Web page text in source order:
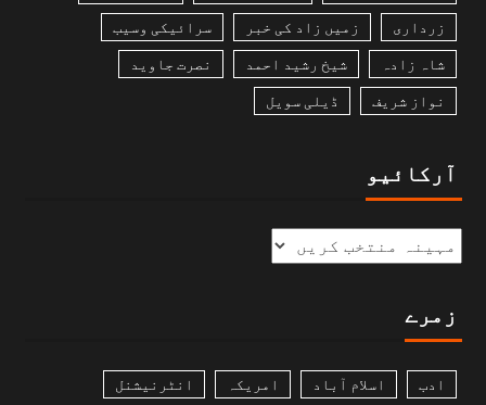
زرداری زمیں زاد کی خبر سرائیکی وسیب
شاہ زادہ شیخ رشید احمد نصرت جاوید
نواز شریف ڈیلی سویل
آرکائیو
زمرے
ادب اسلام آباد امریکہ انٹرنیشنل